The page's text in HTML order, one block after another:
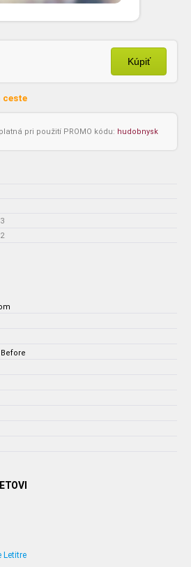
Kúpiť
ceste
pri použití PROMO kódu: hudobnysk
Letitre